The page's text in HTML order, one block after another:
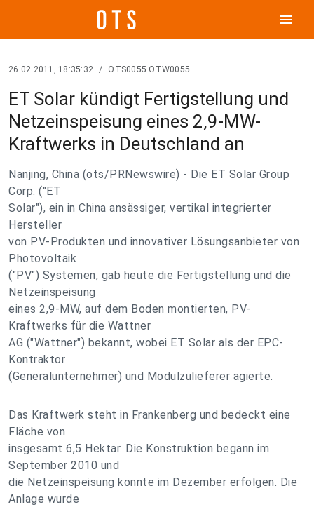
menu
26.02.2011, 18:35:32 / OTS0055 OTW0055
ET Solar kündigt Fertigstellung und
Netzeinspeisung eines 2,9-MW-
Kraftwerks in Deutschland an
Nanjing, China (ots/PRNewswire) - Die ET Solar Group
Corp. ("ET
Solar"), ein in China ansässiger, vertikal integrierter
Hersteller
von PV-Produkten und innovativer Lösungsanbieter von
Photovoltaik
("PV") Systemen, gab heute die Fertigstellung und die
Netzeinspeisung
eines 2,9-MW, auf dem Boden montierten, PV-
Kraftwerks für die Wattner
AG ("Wattner") bekannt, wobei ET Solar als der EPC-
Kontraktor
(Generalunternehmer) und Modulzulieferer agierte.
Das Kraftwerk steht in Frankenberg und bedeckt eine
Fläche von
insgesamt 6,5 Hektar. Die Konstruktion begann im
September 2010 und
die Netzeinspeisung konnte im Dezember erfolgen. Die
Anlage wurde